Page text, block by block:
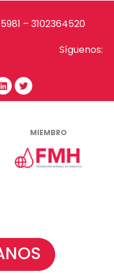
– 3102364520
Síguenos:
MIEMBRO